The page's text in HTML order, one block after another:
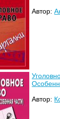
Автор:
Автор: